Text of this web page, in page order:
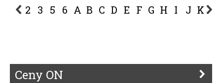
2 3 5 6 A B C D E F G H I J K L
Ceny ON